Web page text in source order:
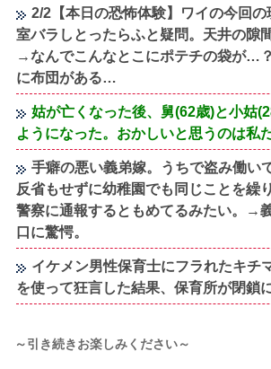
2/2【本日の恐怖体験】ワイの今回
室バラしとったらふと疑問。天井の隙
→なんでこんなとこにポテチの袋が…
に布団がある…
姑が亡くなった後、舅(62歳)と小姑
ようになった。おかしいと思うのは私
手癖の悪い義弟嫁。うちで盗み働い
反省もせずに幼稚園でも同じことを繰
警察に通報するともめてるみたい。→
口に驚愕。
イケメン男性保育士にフラれたキチ
を使って狂言した結果、保育所が閉鎖
～引き続きお楽しみください～